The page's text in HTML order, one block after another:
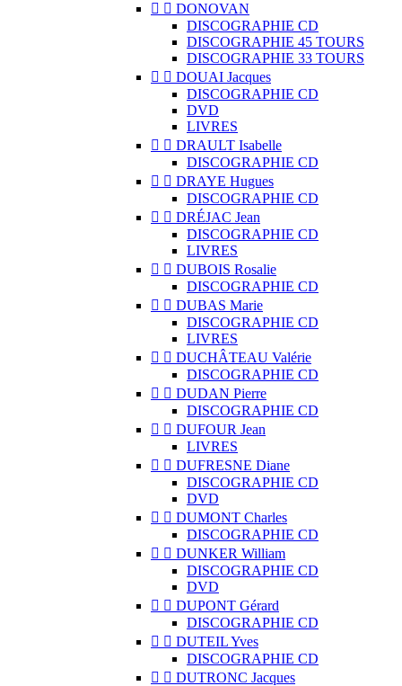
  DONOVAN
DISCOGRAPHIE CD
DISCOGRAPHIE 45 TOURS
DISCOGRAPHIE 33 TOURS
  DOUAI Jacques
DISCOGRAPHIE CD
DVD
LIVRES
  DRAULT Isabelle
DISCOGRAPHIE CD
  DRAYE Hugues
DISCOGRAPHIE CD
  DRÉJAC Jean
DISCOGRAPHIE CD
LIVRES
  DUBOIS Rosalie
DISCOGRAPHIE CD
  DUBAS Marie
DISCOGRAPHIE CD
LIVRES
  DUCHÂTEAU Valérie
DISCOGRAPHIE CD
  DUDAN Pierre
DISCOGRAPHIE CD
  DUFOUR Jean
LIVRES
  DUFRESNE Diane
DISCOGRAPHIE CD
DVD
  DUMONT Charles
DISCOGRAPHIE CD
  DUNKER William
DISCOGRAPHIE CD
DVD
  DUPONT Gérard
DISCOGRAPHIE CD
  DUTEIL Yves
DISCOGRAPHIE CD
  DUTRONC Jacques